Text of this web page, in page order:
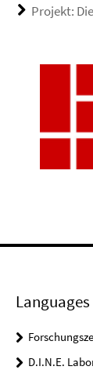
Projekt:
D.I.N.E.